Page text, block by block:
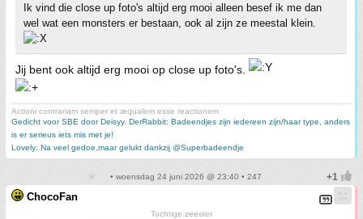
Ik vind die close up foto's altijd erg mooi alleen besef ik me dan
wel wat een monsters er bestaan, ook al zijn ze meestal klein.
Jij bent ook altijd erg mooi op close up foto's.
Actioni contrariam semper et æqualem esse reactionem
Gedicht voor SBE door Deisyy, DerRabbit: Badeendjes zijn iedereen zijn/haar type, anders
is er serieus iets mis met je!
Lovely: Na veel gedoe,maar gelukt dankzij @Superbadeendje
• woensdag 24 juni 2026 @ 23:40 • 247
ChocoFan
Tochtige zeester